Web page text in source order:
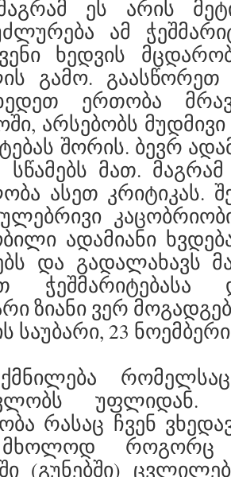
ეს არის
ამ
ხედვის
გამო.
ერთობა
არსებობს
შორის. ბევრ
მათ.
ასეთ კრიტიკას.
ადამიანი
და გადალახავს
ჭეშმარიტებასა
ზიანი ვერ
საუბარი, 23
რასაც ჩვენ
როგორც
(გუნებში)